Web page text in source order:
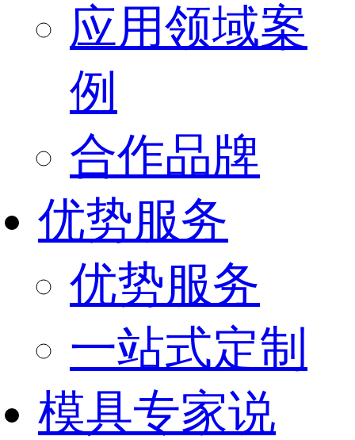
应用领域案
例
合作品牌
优势服务
优势服务
一站式定制
模具专家说